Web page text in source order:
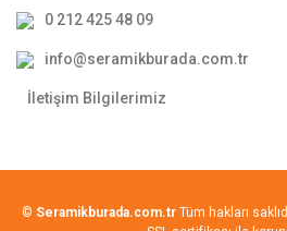
0 212 425 48 09
info@seramikburada.com.tr
İletişim Bilgilerimiz
© Seramikburada.com.tr Tüm hakları